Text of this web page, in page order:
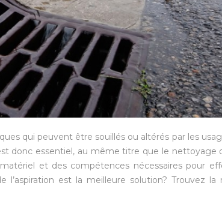
qui peuvent être souillés ou altérés par les
donc essentiel, au même titre que le nettoyage
et des compétences nécessaires pour
l’aspiration est la meilleure solution? Trouvez la